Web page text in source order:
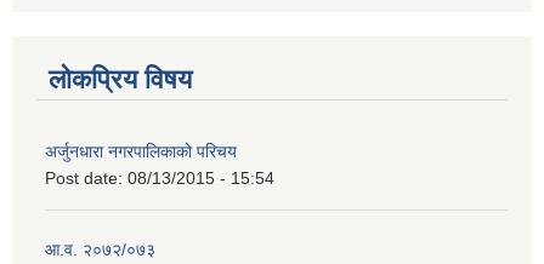
लोकप्रिय विषय
अर्जुनधारा नगरपालिकाको परिचय
Post date: 08/13/2015 - 15:54
आ.व. २०७२/०७३